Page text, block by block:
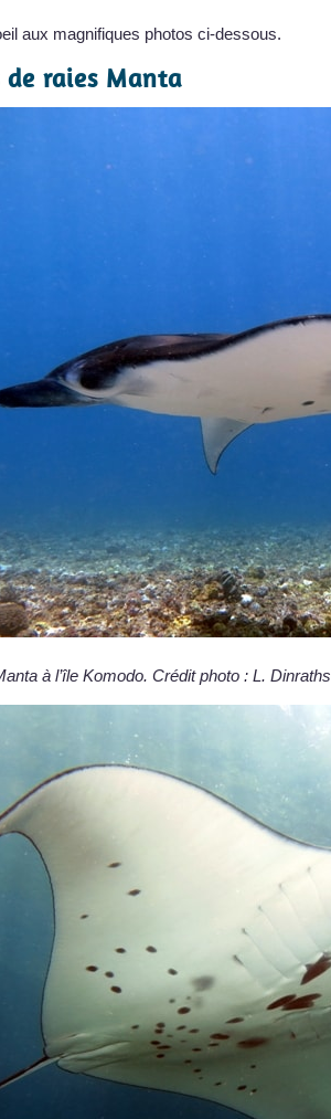
aux magnifiques photos ci-dessous.
de raies Manta
à l’île Komodo. Crédit photo : L. Dinraths